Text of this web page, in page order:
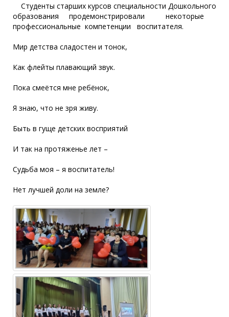
Студенты старших курсов специальности Дошкольного
образования продемонстрировали некоторые
профессиональные компетенции воспитателя.
Мир детства сладостен и тонок,
Как флейты плавающий звук.
Пока смеётся мне ребёнок,
Я знаю, что не зря живу.
Быть в гуще детских восприятий
И так на протяженье лет –
Судьба моя – я воспитатель!
Нет лучшей доли на земле?